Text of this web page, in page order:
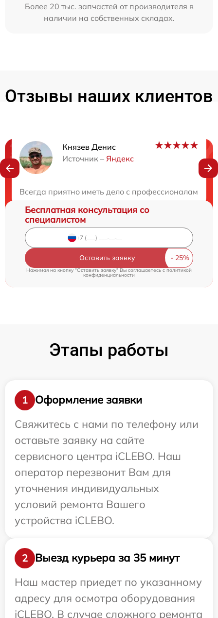
Более 20 тыс. запчастей от производителя в
наличии на собственных складах.
Отзывы наших клиентов
Князев Денис
Источник – Яндекс
Всегда приятно иметь дело с профессионалами.
Нужна консультация?
Бесплатная консультация со
специалистом
Оставить заявку
Нажимая на кнопку "Оставить заявку" Вы соглашаетесь cполитикой
конфиденциальности
Этапы работы
1
Оформление заявки
Свяжитесь с нами по телефону или
оставьте заявку на сайте
сервисного центра iCLEBO. Наш
оператор перезвонит Вам для
уточнения индивидуальных
условий ремонта Вашего
устройства iCLEBO.
2
Выезд курьера за 35 минут
Наш мастер приедет по указанному
адресу для осмотра оборудования
iCLEBO. В случае сложного ремонта